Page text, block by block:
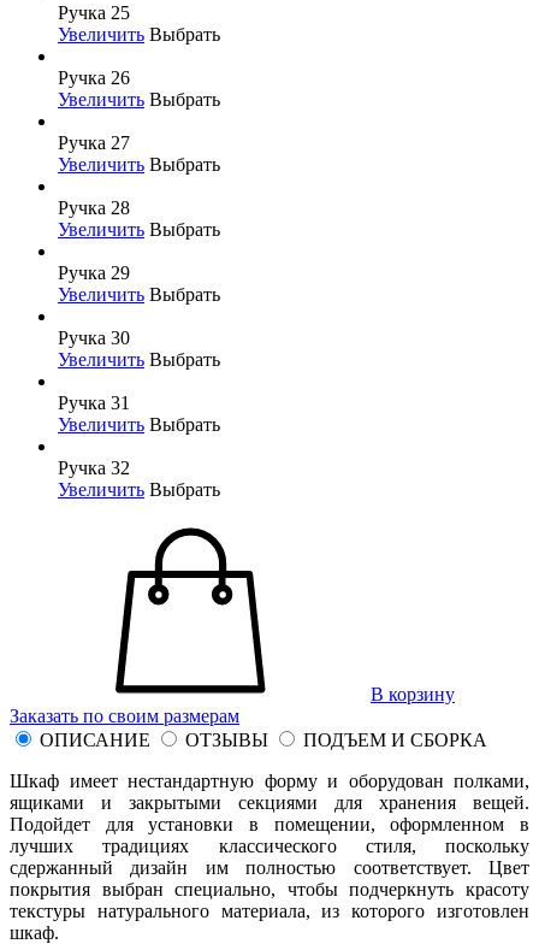
Ручка 25
Увеличить Выбрать
Ручка 26
Увеличить Выбрать
Ручка 27
Увеличить Выбрать
Ручка 28
Увеличить Выбрать
Ручка 29
Увеличить Выбрать
Ручка 30
Увеличить Выбрать
Ручка 31
Увеличить Выбрать
Ручка 32
Увеличить Выбрать
В корзину
Заказать по своим размерам
ОПИСАНИЕ
ОТЗЫВЫ
ПОДЪЕМ И СБОРКА
Шкаф имеет нестандартную форму и оборудован полками,
ящиками и закрытыми секциями для хранения вещей.
Подойдет для установки в помещении, оформленном в
лучших традициях классического стиля, поскольку
сдержанный дизайн им полностью соответствует. Цвет
покрытия выбран специально, чтобы подчеркнуть красоту
текстуры натурального материала, из которого изготовлен
шкаф.